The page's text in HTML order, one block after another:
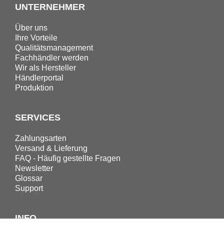
UNTERNEHMER
Über uns
Ihre Vorteile
Qualitätsmanagement
Fachhändler werden
Wir als Hersteller
Händlerportal
Produktion
SERVICES
Zahlungsarten
Versand & Lieferung
FAQ - Häufig gestellte Fragen
Newsletter
Glossar
Support
INFO